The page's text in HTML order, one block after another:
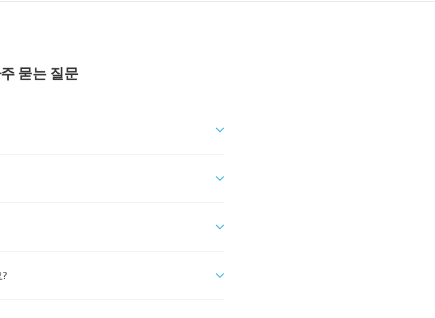
묻는 질문